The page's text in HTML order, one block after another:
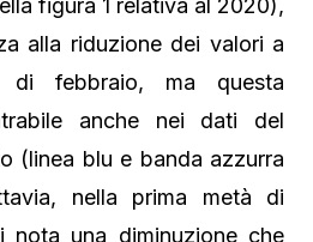
alla riduzione dei valori a
di febbraio, ma questa
anche nei dati del
(linea blu e banda azzurra
nella prima metà di
nota una diminuzione che